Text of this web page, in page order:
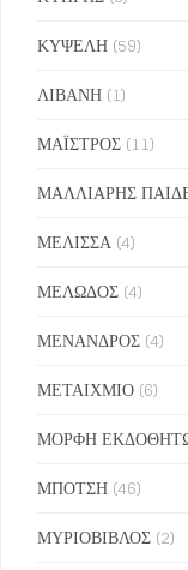
ΚΥΨΕΛΗ (59)
ΛΙΒΑΝΗ (1)
ΜΑΪΣΤΡΟΣ (11)
ΜΑΛΛΙΑΡΗΣ
ΜΕΛΙΣΣΑ (4)
ΜΕΛΩΔΟΣ (4)
ΜΕΝΑΝΔΡΟΣ (4)
ΜΕΤΑΙΧΜΙΟ (6)
ΜΟΡΦΗ
ΜΠΟΤΣΗ (46)
ΜΥΡΙΟΒΙΒΛΟΣ (2)